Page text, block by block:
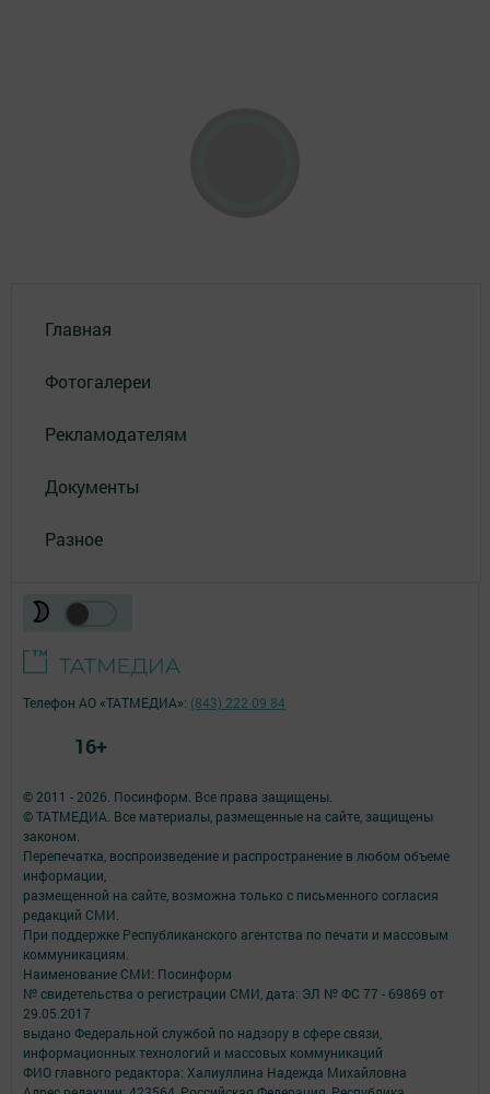
Главная
Фотогалереи
Рекламодателям
Документы
Разное
© 2011 - 2026. Посинформ. Все права защищены.
© ТАТМЕДИА. Все материалы, размещенные на сайте, защищены
законом.
Перепечатка, воспроизведение и распространение в любом объеме
информации,
размещенной на сайте, возможна только с письменного согласия
редакций СМИ.
При поддержке Республиканского агентства по печати и массовым
коммуникациям.
Наименование СМИ: Посинформ
№ свидетельства о регистрации СМИ, дата: ЭЛ № ФС 77 - 69869 от
29.05.2017
выдано Федеральной службой по надзору в сфере связи,
информационных технологий и массовых коммуникаций
ФИО главного редактора: Халиуллина Надежда Михайловна
Телефон АО «ТАТМЕДИА»: (843) 222 09 84
16+